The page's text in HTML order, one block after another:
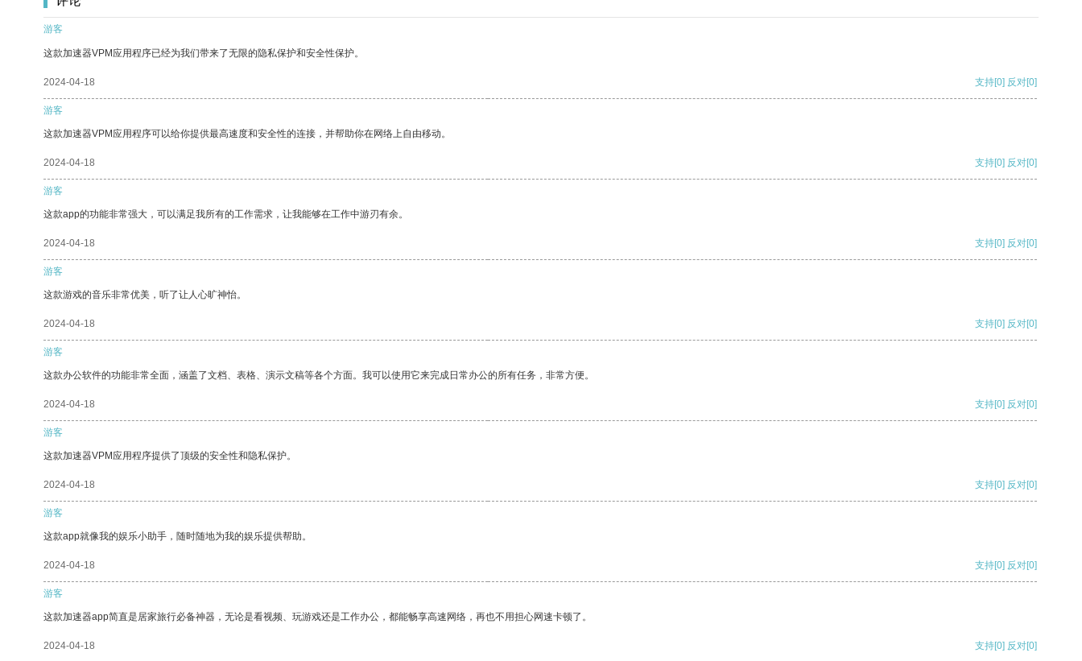
游客
这款加速器VPM应用程序已经为我们带来了无限的隐私保护和安全性保护。
2024-04-18 支持[0] 反对[0]
游客
这款加速器VPM应用程序可以给你提供最高速度和安全性的连接，并帮助你在网络上自由移动。
2024-04-18 支持[0] 反对[0]
游客
这款app的功能非常强大，可以满足我所有的工作需求，让我能够在工作中游刃有余。
2024-04-18 支持[0] 反对[0]
游客
这款游戏的音乐非常优美，听了让人心旷神怡。
2024-04-18 支持[0] 反对[0]
游客
这款办公软件的功能非常全面，涵盖了文档、表格、演示文稿等各个方面。我可以使用它来完成日常办公的所有任务，非常方便。
2024-04-18 支持[0] 反对[0]
游客
这款加速器VPM应用程序提供了顶级的安全性和隐私保护。
2024-04-18 支持[0] 反对[0]
游客
这款app就像我的娱乐小助手，随时随地为我的娱乐提供帮助。
2024-04-18 支持[0] 反对[0]
游客
这款加速器app简直是居家旅行必备神器，无论是看视频、玩游戏还是工作办公，都能畅享高速网络，再也不用担心网速卡顿了。
2024-04-18 支持[0] 反对[0]